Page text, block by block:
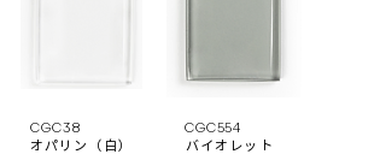
CGC38
オパリン（白）
CGC554
バイオレット